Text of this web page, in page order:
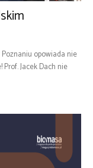
opowiada nie
Jacek Dach nie